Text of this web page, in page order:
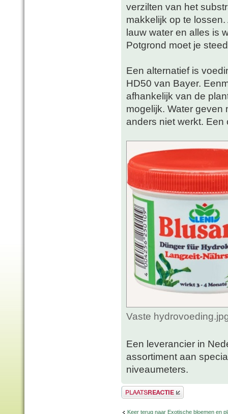
verzilten van het
makkelijk op te
lauw water en alles is
Potgrond moet je
Een alternatief is
HD50 van Bayer.
afhankelijk van de
mogelijk. Water geven
anders niet werkt.
Vaste
Een leverancier in
assortiment aan
niveaumeters.
Plaats een reactie
Keer terug naar Exotische bloemen en